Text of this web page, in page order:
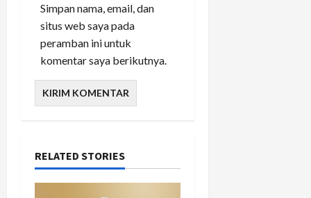
Simpan nama, email, dan
situs web saya pada
peramban ini untuk
komentar saya berikutnya.
RELATED STORIES